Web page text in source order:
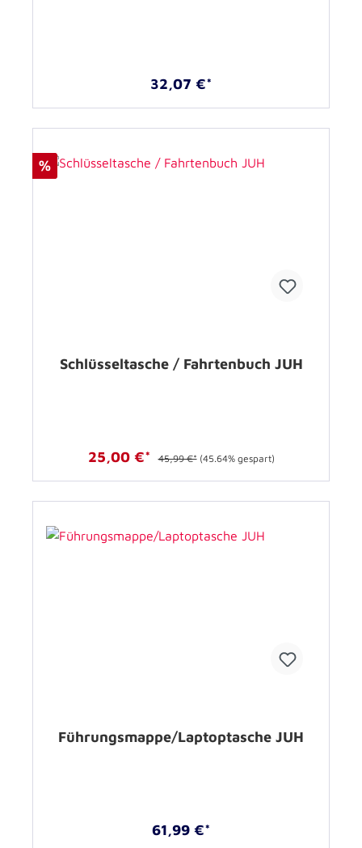
32,07 €*
%
Schlüsseltasche / Fahrtenbuch JUH
25,00 €* 45,99 €* (45.64% gespart)
Führungsmappe/Laptoptasche JUH
61,99 €*